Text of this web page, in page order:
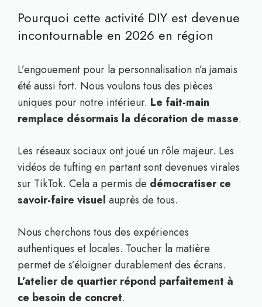
Pourquoi cette activité DIY est devenue
incontournable en 2026 en région
L’engouement pour la personnalisation n’a jamais
été aussi fort. Nous voulons tous des pièces
uniques pour notre intérieur. Le fait-main
remplace désormais la décoration de masse.
Les réseaux sociaux ont joué un rôle majeur. Les
vidéos de tufting en partant sont devenues virales
sur TikTok. Cela a permis de démocratiser ce
savoir-faire visuel auprès de tous.
Nous cherchons tous des expériences
authentiques et locales. Toucher la matière
permet de s’éloigner durablement des écrans.
L’atelier de quartier répond parfaitement à
ce besoin de concret.